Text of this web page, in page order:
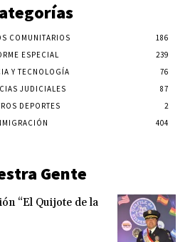
COMUNITARIOS
186
ESPECIAL
239
Y TECNOLOGÍA
76
JUDICIALES
87
DEPORTES
2
404
Gente
“El Quijote de la